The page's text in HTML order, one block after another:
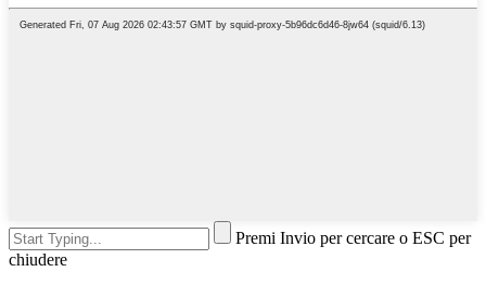
Premi Invio per cercare o ESC per
chiudere